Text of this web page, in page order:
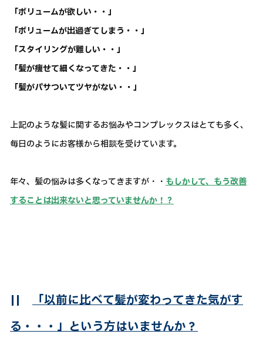
「ボリュームが欲しい・・」
「ボリュームが出過ぎてしまう・・」
「スタイリングが難しい・・」
「髪が痩せて細くなってきた・・」
「髪がパサついてツヤがない・・」
上記のような髪に関するお悩みやコンプレックスはとても多く、
毎日のようにお客様から相談を受けています。
年々、髪の悩みは多くなってきますが・・ もしかして、もう改善
することは出来ないと思っていませんか！？
|| 「以前に比べて髪が変わってきた気がす
る・・・」という方はいませんか？